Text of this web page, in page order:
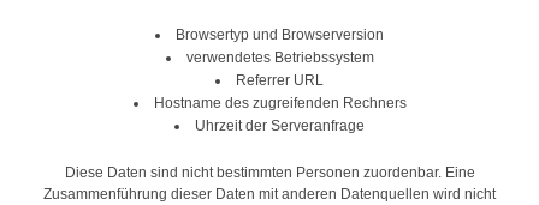
Browsertyp und Browserversion
verwendetes Betriebssystem
Referrer URL
Hostname des zugreifenden Rechners
Uhrzeit der Serveranfrage
Diese Daten sind nicht bestimmten Personen zuordenbar. Eine
Zusammenführung dieser Daten mit anderen Datenquellen wird nicht